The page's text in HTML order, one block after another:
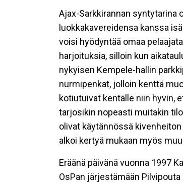
Ajax-Sarkkirannan syntytarina
luokkakavereidensa kanssa
voisi hyödyntää omaa
harjoituksia, silloin kun
nykyisen Kempele-hallin
nurmipenkat, jolloin kenttä
kotiutuivat kentälle niin hyvin,
tarjosikin nopeasti muitakin
olivat käytännössä
alkoi kertyä mukaan myös
Eräänä päivänä vuonna 1997
OsPan järjestämään